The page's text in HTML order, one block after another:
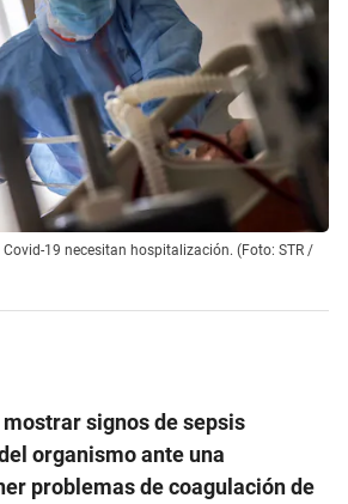
19 necesitan hospitalización. (Foto: STR /
signos de sepsis
organismo ante una
problemas de coagulación de